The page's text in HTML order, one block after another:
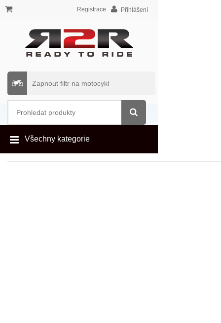
Přihlášení
Registrace
Zapnout filtr na motocykl
Všechny kategorie